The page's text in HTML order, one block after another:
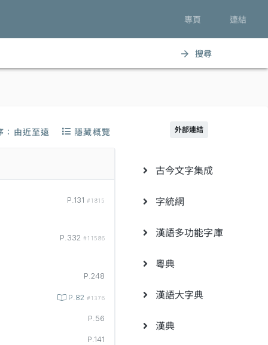
專頁 連結
arrow_forward 搜尋
：由近至遠 隱藏概覽
P.131 #1815
P.332 #11586
P.248
P.82 #1376
P.56
P.141
外部連結
古今文字集成
字統網
漢語多功能字庫
粵典
漢語大字典
漢典